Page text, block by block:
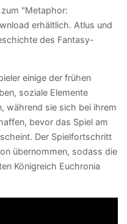
"Metaphor:
erhältlich. Atlus und
des Fantasy-
einige der frühen
soziale Elemente
während sie sich bei ihrem
bevor das Spiel am
Der Spielfortschritt
übernommen, sodass die
Königreich Euchronia